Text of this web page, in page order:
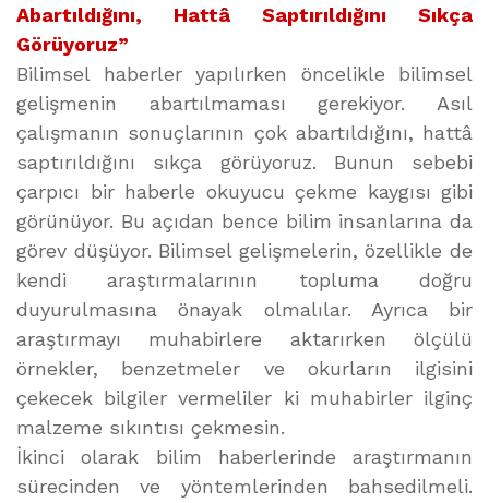
Abartıldığını, Hattâ Saptırıldığını Sıkça
Görüyoruz”
Bilimsel haberler yapılırken öncelikle bilimsel
gelişmenin abartılmaması gerekiyor. Asıl
çalışmanın sonuçlarının çok abartıldığını, hattâ
saptırıldığını sıkça görüyoruz. Bunun sebebi
çarpıcı bir haberle okuyucu çekme kaygısı gibi
görünüyor. Bu açıdan bence bilim insanlarına da
görev düşüyor. Bilimsel gelişmelerin, özellikle de
kendi araştırmalarının topluma doğru
duyurulmasına önayak olmalılar. Ayrıca bir
araştırmayı muhabirlere aktarırken ölçülü
örnekler, benzetmeler ve okurların ilgisini
çekecek bilgiler vermeliler ki muhabirler ilginç
malzeme sıkıntısı çekmesin.
İkinci olarak bilim haberlerinde araştırmanın
sürecinden ve yöntemlerinden bahsedilmeli.